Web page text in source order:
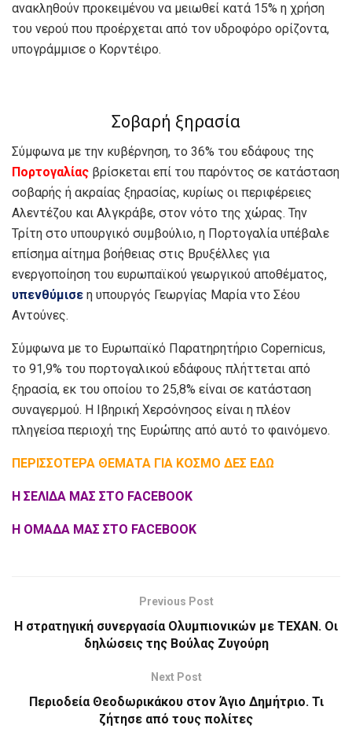
ανακληθούν προκειμένου να μειωθεί κατά 15% η χρήση
του νερού που προέρχεται από τον υδροφόρο ορίζοντα,
υπογράμμισε ο Κορντέιρο.
Σοβαρή ξηρασία
Σύμφωνα με την κυβέρνηση, το 36% του εδάφους της
Πορτογαλίας βρίσκεται επί του παρόντος σε κατάσταση
σοβαρής ή ακραίας ξηρασίας, κυρίως οι περιφέρειες
Αλεντέζου και Αλγκράβε, στον νότο της χώρας. Την
Τρίτη στο υπουργικό συμβούλιο, η Πορτογαλία υπέβαλε
επίσημα αίτημα βοήθειας στις Βρυξέλλες για
ενεργοποίηση του ευρωπαϊκού γεωργικού αποθέματος,
υπενθύμισε η υπουργός Γεωργίας Μαρία ντο Σέου
Αντούνες.
Σύμφωνα με το Ευρωπαϊκό Παρατηρητήριο Copernicus,
το 91,9% του πορτογαλικού εδάφους πλήττεται από
ξηρασία, εκ του οποίου το 25,8% είναι σε κατάσταση
συναγερμού. Η Ιβηρική Χερσόνησος είναι η πλέον
πληγείσα περιοχή της Ευρώπης από αυτό το φαινόμενο.
ΠΕΡΙΣΣΟΤΕΡΑ ΘΕΜΑΤΑ ΓΙΑ ΚΟΣΜΟ ΔΕΣ ΕΔΩ
Η ΣΕΛΙΔΑ ΜΑΣ ΣΤΟ FACEBOOK
Η ΟΜΑΔΑ ΜΑΣ ΣΤΟ FACEBOOK
Previous Post
Η στρατηγική συνεργασία Ολυμπιονικών με ΤΕΧΑΝ. Οι
δηλώσεις της Βούλας Ζυγούρη
Next Post
Περιοδεία Θεοδωρικάκου στον Άγιο Δημήτριο. Τι
ζήτησε από τους πολίτες